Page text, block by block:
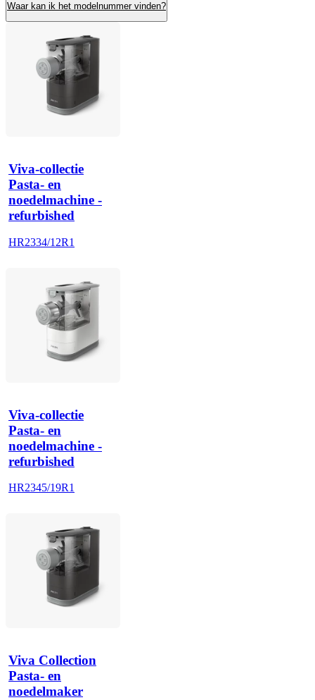
Waar kan ik het modelnummer vinden?
Viva-collectie
Pasta- en
noedelmachine -
refurbished
HR2334/12R1
Viva-collectie
Pasta- en
noedelmachine -
refurbished
HR2345/19R1
Viva Collection
Pasta- en
noedelmaker